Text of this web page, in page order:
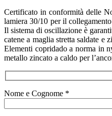
Certificato in conformità delle
lamiera 30/10 per il
Il sistema di oscillazione è
catene a maglia stretta saldate
Elementi copridado a norma in
metallo zincato a caldo per
Nome e Cognome *